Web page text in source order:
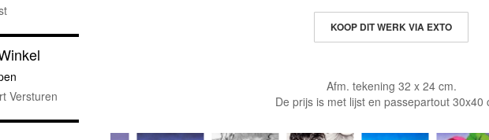
KOOP DIT WERK VIA EXTO
Afm. tekening 32 x 24 cm.
De prijs is met lijst en passepartout 30x40
Versturen